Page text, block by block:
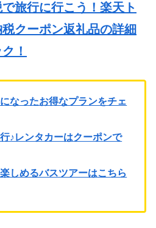
旅行に行こう！楽天ト
クーポン返礼品の詳細
！
なったお得なプランをチェ
♪レンタカーはクーポンで
しめるバスツアーはこちら